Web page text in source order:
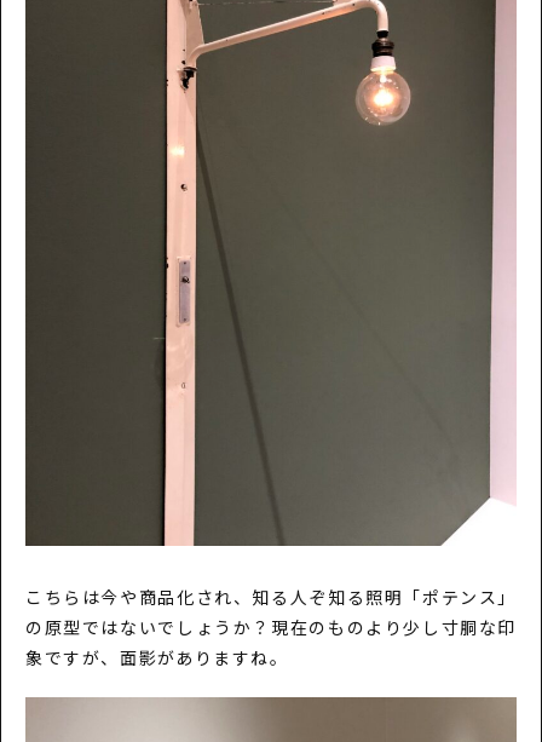
こちらは今や商品化され、知る人ぞ知る照明「ポテンス」
の原型ではないでしょうか？現在のものより少し寸胴な印
象ですが、面影がありますね。